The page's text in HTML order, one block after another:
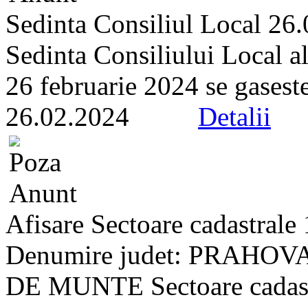
Sedinta Consiliul Local
Sedinta Consiliului Local
26 februarie 2024 se
26.02.2024 Detalii
Afisare Sectoare
Denumire judet:
DE MUNTE Sectoare